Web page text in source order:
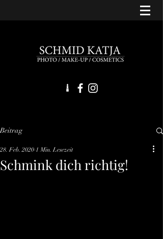
Beitrag
Schmink dich richtig!
28. Feb. 2020 1 Min. Lesezeit